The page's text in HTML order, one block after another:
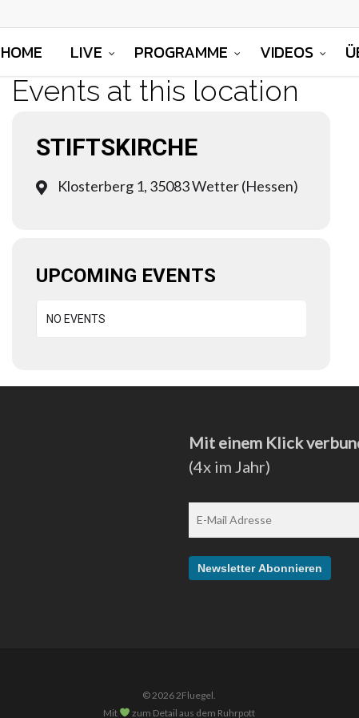
HOME LIVE PROGRAMME VIDEOS
Events at this location
STIFTSKIRCHE
Klosterberg 1, 35083 Wetter (Hessen)
UPCOMING EVENTS
NO EVENTS
Mit einem Klick
(4x im Jahr)
© 2026 2Fluegel.
Mit
zum Detail aus dem Ruhrpott